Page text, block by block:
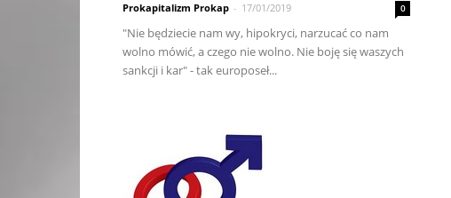
Prokapitalizm Prokap - 17/01/2019 0
"Nie będziecie nam wy, hipokryci, narzucać co nam
wolno mówić, a czego nie wolno. Nie boję się waszych
sankcji i kar" - tak europoseł...